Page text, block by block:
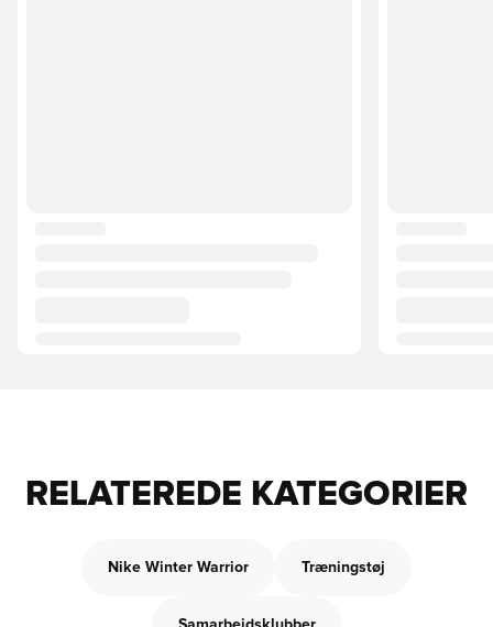
RELATEREDE KATEGORIER
Nike Winter Warrior Træningstøj